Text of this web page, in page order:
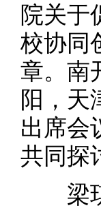
院关于
校协同
章。南
阳，天
出席会
共同探
梁琪